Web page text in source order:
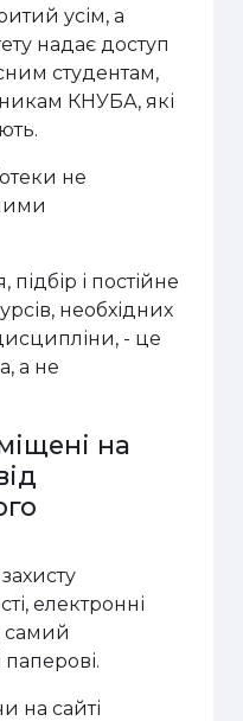
усім, а
надає доступ
студентам,
КНУБА, які
не
і постійне
необхідних
- це
а не
на
електронні
самий
на сайті